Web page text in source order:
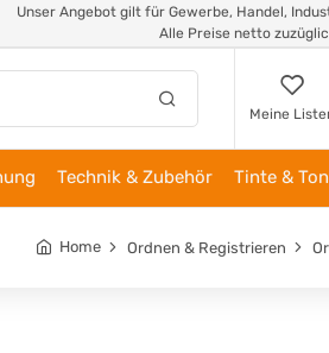
Unser Angebot gilt für Gewerbe, Handel,
Alle Preise netto
Meine
Technik & Zubehör Tinte &
Home Ordnen & Registrieren